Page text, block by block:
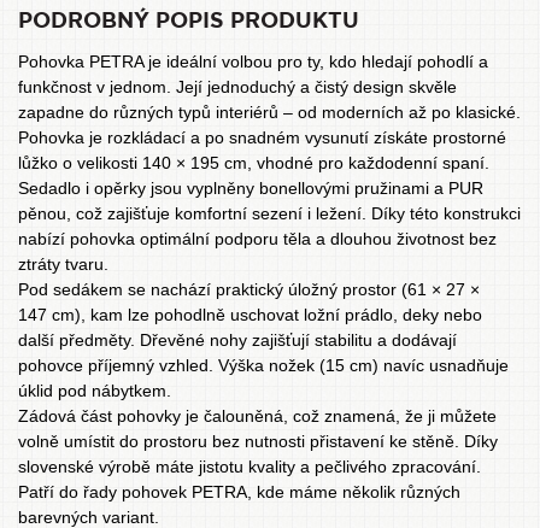
PODROBNÝ POPIS PRODUKTU
Pohovka PETRA je ideální volbou pro ty, kdo hledají pohodlí a
funkčnost v jednom. Její jednoduchý a čistý design skvěle
zapadne do různých typů interiérů – od moderních až po klasické.
Pohovka je rozkládací a po snadném vysunutí získáte prostorné
lůžko o velikosti 140 × 195 cm, vhodné pro každodenní spaní.
Sedadlo i opěrky jsou vyplněny bonellovými pružinami a PUR
pěnou, což zajišťuje komfortní sezení i ležení. Díky této konstrukci
nabízí pohovka optimální podporu těla a dlouhou životnost bez
ztráty tvaru.
Pod sedákem se nachází praktický úložný prostor (61 × 27 ×
147 cm), kam lze pohodlně uschovat ložní prádlo, deky nebo
další předměty. Dřevěné nohy zajišťují stabilitu a dodávají
pohovce příjemný vzhled. Výška nožek (15 cm) navíc usnadňuje
úklid pod nábytkem.
Zádová část pohovky je čalouněná, což znamená, že ji můžete
volně umístit do prostoru bez nutnosti přistavení ke stěně. Díky
slovenské výrobě máte jistotu kvality a pečlivého zpracování.
Patří do řady pohovek PETRA , kde máme několik různých
barevných variant.